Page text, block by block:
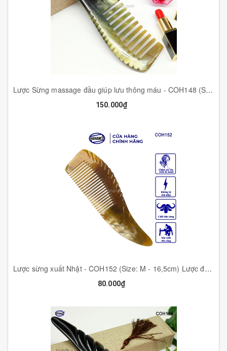
Lược Sừng massage đầu giúp lưu thông máu - COH148 (Size: XL - 20cm) - Cao cấp dày đẹp - HAHANCO -Chăm sóc sức khỏe
150.000₫
Lược sừng xuất Nhật - COH152 (Size: M - 16,5cm) Lược đuôi thon nhỏ gọn - Horn Comb of HAHANCO - Chăm sóc tóc
80.000₫